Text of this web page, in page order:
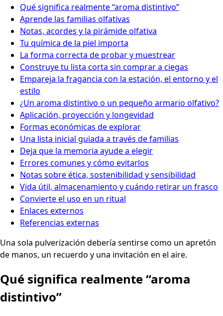
Qué significa realmente “aroma distintivo”
Aprende las familias olfativas
Notas, acordes y la pirámide olfativa
Tu química de la piel importa
La forma correcta de probar y muestrear
Construye tu lista corta sin comprar a ciegas
Empareja la fragancia con la estación, el entorno y el
estilo
¿Un aroma distintivo o un pequeño armario olfativo?
Aplicación, proyección y longevidad
Formas económicas de explorar
Una lista inicial guiada a través de familias
Deja que la memoria ayude a elegir
Errores comunes y cómo evitarlos
Notas sobre ética, sostenibilidad y sensibilidad
Vida útil, almacenamiento y cuándo retirar un frasco
Convierte el uso en un ritual
Enlaces externos
Referencias externas
Una sola pulverización debería sentirse como un apretón
de manos, un recuerdo y una invitación en el aire.
Qué significa realmente “aroma
distintivo”